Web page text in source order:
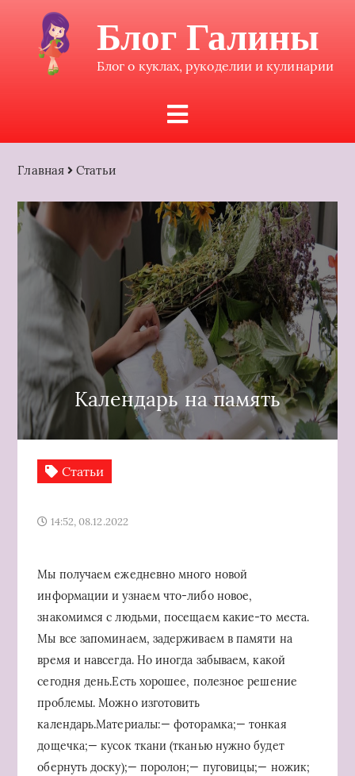
Блог Галины
Блог о куклах, рукоделии и кулинарии
Главная Статьи
Календарь на память
Статьи
14:52, 08.12.2022
Мы получаем ежедневно много новой
информации и узнаем что-либо новое,
знакомимся с людьми, посещаем какие-то места.
Мы все запоминаем, задерживаем в памяти на
время и навсегда. Но иногда забываем, какой
сегодня день.Есть хорошее, полезное решение
проблемы. Можно изготовить
календарь.Материалы:— фоторамка;— тонкая
дощечка;— кусок ткани (тканью нужно будет
обернуть доску);— поролон;— пуговицы;— ножик;